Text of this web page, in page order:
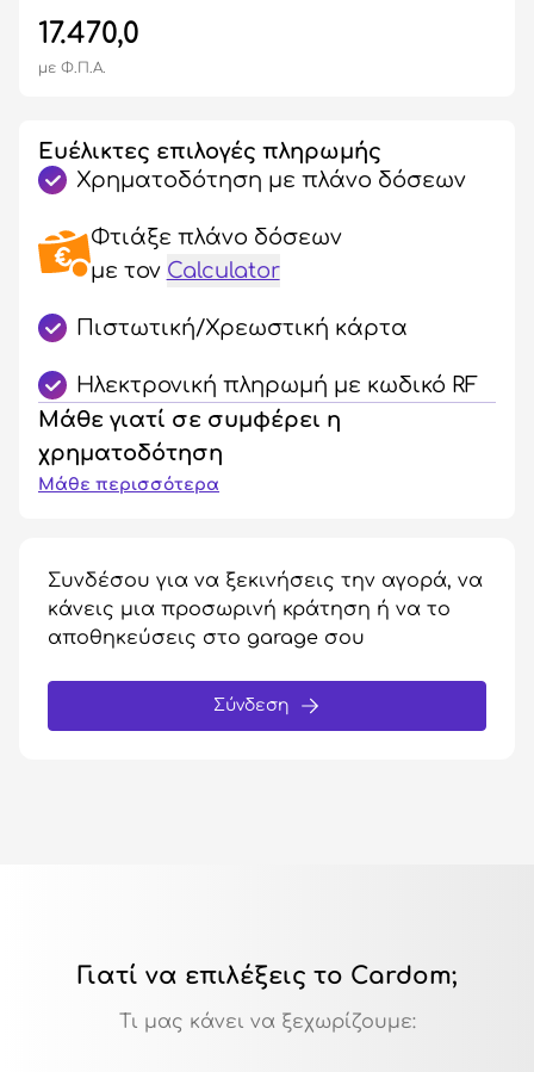
17.470,0
με Φ.Π.Α.
Ευέλικτες επιλογές πληρωμής
Χρηματοδότηση με πλάνο δόσεων
Φτιάξε πλάνο δόσεων
με τον Calculator
Πιστωτική/Χρεωστική κάρτα
Ηλεκτρονική πληρωμή με κωδικό RF
Μάθε γιατί σε συμφέρει η
χρηματοδότηση
Μάθε περισσότερα
Συνδέσου για να ξεκινήσεις την αγορά, να
κάνεις μια προσωρινή κράτηση ή να το
αποθηκεύσεις στο garage σου
Σύνδεση
Γιατί να επιλέξεις το Cardom;
Τι μας κάνει να ξεχωρίζουμε: